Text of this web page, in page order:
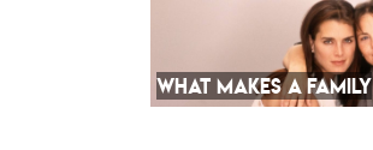
WHAT MAKES A FAMILY